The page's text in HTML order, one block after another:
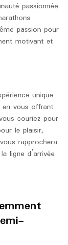
passionnée
passion pour
motivant et
unique
en vous offrant
couriez pour
le plaisir,
rapprochera
ligne d’arrivée